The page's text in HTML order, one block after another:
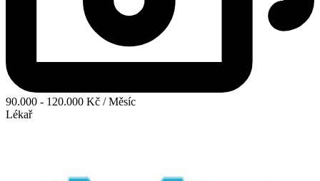
90.000 - 120.000 Kč / Měsíc
Lékař